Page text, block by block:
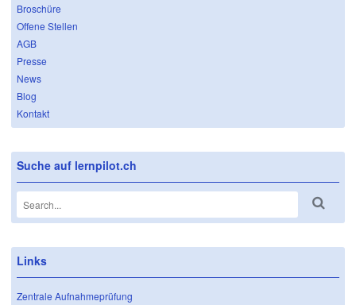
Broschüre
Offene Stellen
AGB
Presse
News
Blog
Kontakt
Suche auf lernpilot.ch
Links
Zentrale Aufnahmeprüfung